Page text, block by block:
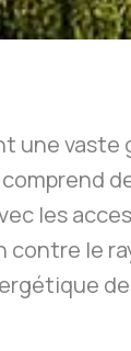
une vaste
les
le